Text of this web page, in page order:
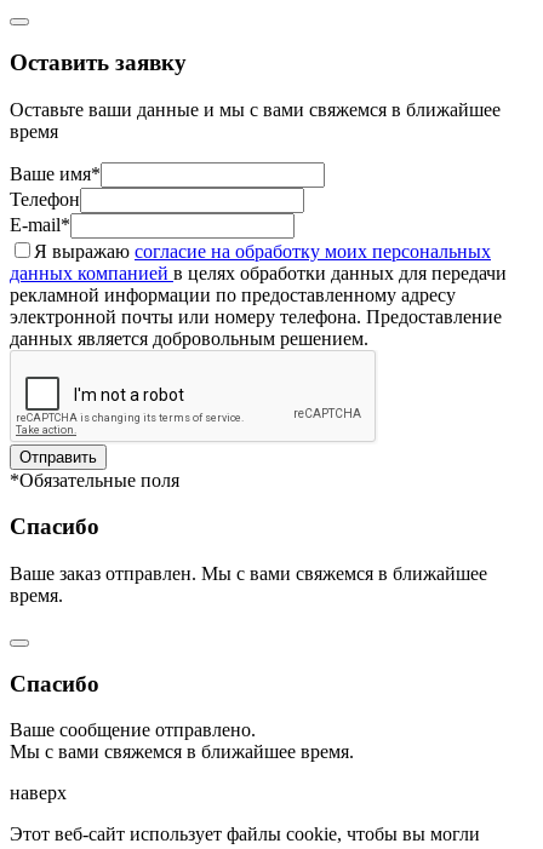
Оставить заявку
Оставьте ваши данные и мы с вами свяжемся в ближайшее
время
Ваше имя*
Телефон
E-mail*
Я выражаю согласие на обработку моих персональных
данных компанией в целях обработки данных для передачи
рекламной информации по предоставленному адресу
электронной почты или номеру телефона. Предоставление
данных является добровольным решением.
Отправить
*Обязательные поля
Спасибо
Ваше заказ отправлен. Мы с вами свяжемся в ближайшее
время.
Спасибо
Ваше сообщение отправлено.
Мы с вами свяжемся в ближайшее время.
наверх
Этот веб-сайт использует файлы cookie, чтобы вы могли